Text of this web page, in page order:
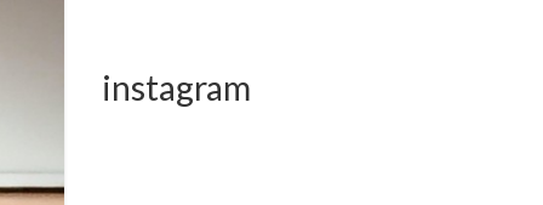
instagram